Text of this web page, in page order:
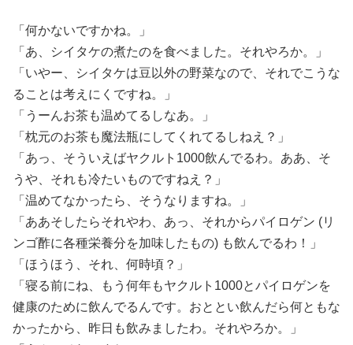
「何かないですかね。」
「あ、シイタケの煮たのを食べました。それやろか。」
「いやー、シイタケは豆以外の野菜なので、それでこうな
ることは考えにくですね。」
「うーんお茶も温めてるしなあ。」
「枕元のお茶も魔法瓶にしてくれてるしねえ？」
「あっ、そういえばヤクルト1000飲んでるわ。ああ、そ
うや、それも冷たいものですねえ？」
「温めてなかったら、そうなりますね。」
「ああそしたらそれやわ、あっ、それからパイロゲン (リ
ンゴ酢に各種栄養分を加味したもの) も飲んでるわ！」
「ほうほう、それ、何時頃？」
「寝る前にね、もう何年もヤクルト1000とパイロゲンを
健康のために飲んでるんです。おととい飲んだら何ともな
かったから、昨日も飲みましたわ。それやろか。」